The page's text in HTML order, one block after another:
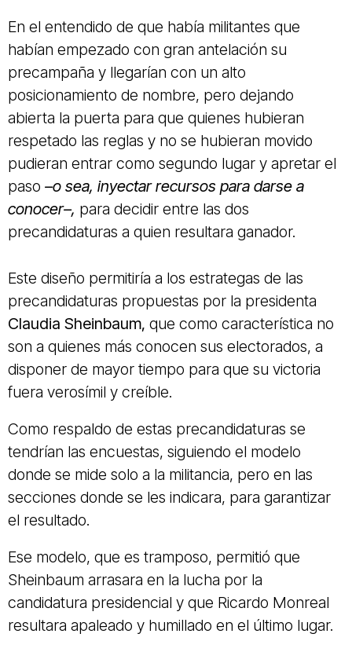
En el entendido de que había militantes que
habían empezado con gran antelación su
precampaña y llegarían con un alto
posicionamiento de nombre, pero dejando
abierta la puerta para que quienes hubieran
respetado las reglas y no se hubieran movido
pudieran entrar como segundo lugar y apretar el
paso –o sea, inyectar recursos para darse a
conocer–, para decidir entre las dos
precandidaturas a quien resultara ganador.
Este diseño permitiría a los estrategas de las
precandidaturas propuestas por la presidenta
Claudia Sheinbaum, que como característica no
son a quienes más conocen sus electorados, a
disponer de mayor tiempo para que su victoria
fuera verosímil y creíble.
Como respaldo de estas precandidaturas se
tendrían las encuestas, siguiendo el modelo
donde se mide solo a la militancia, pero en las
secciones donde se les indicara, para garantizar
el resultado.
Ese modelo, que es tramposo, permitió que
Sheinbaum arrasara en la lucha por la
candidatura presidencial y que Ricardo Monreal
resultara apaleado y humillado en el último lugar.